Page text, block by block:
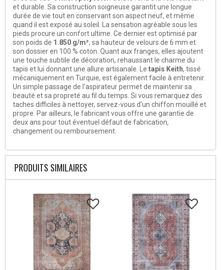
et durable. Sa construction soigneuse garantit une longue
durée de vie tout en conservant son aspect neuf, et même
quand il est exposé au soleil. La sensation agréable sous les
pieds procure un confort ultime. Ce dernier est optimisé par
son poids de 1.850 g/m², sa hauteur de velours de 6 mm et
son dossier en 100 % coton. Quant aux franges, elles ajoutent
une touche subtile de décoration, rehaussant le charme du
tapis et lui donnant une allure artisanale. Le tapis Keith, tissé
mécaniquement en Turquie, est également facile à entretenir.
Un simple passage de l'aspirateur permet de maintenir sa
beauté et sa propreté au fil du temps. Si vous remarquez des
taches difficiles à nettoyer, servez-vous d'un chiffon mouillé et
propre. Par ailleurs, le fabricant vous offre une garantie de
deux ans pour tout éventuel défaut de fabrication,
changement ou remboursement.
PRODUITS SIMILAIRES